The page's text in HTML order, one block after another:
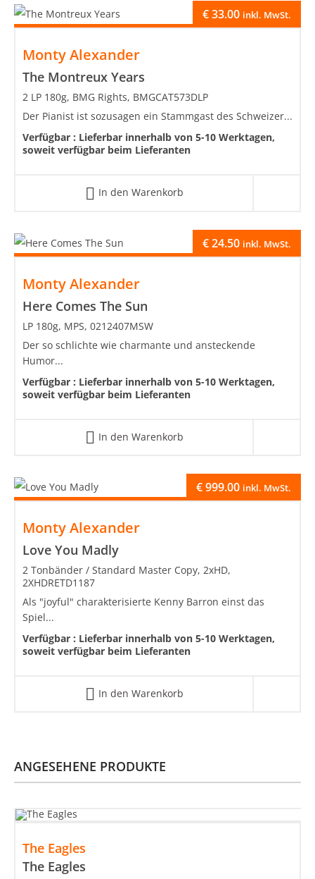
Monty Alexander
The Montreux Years
€33.00 inkl. MwSt.
2 LP 180g, BMG Rights, BMGCAT573DLP
Der Pianist ist sozusagen ein Stammgast des Schweizer...
Verfügbar : Lieferbar innerhalb von 5-10 Werktagen,
soweit verfügbar beim Lieferanten
In den Warenkorb
Monty Alexander
Here Comes The Sun
€24.50 inkl. MwSt.
LP 180g, MPS, 0212407MSW
Der so schlichte wie charmante und ansteckende
Humor...
Verfügbar : Lieferbar innerhalb von 5-10 Werktagen,
soweit verfügbar beim Lieferanten
In den Warenkorb
Monty Alexander
Love You Madly
€999.00 inkl. MwSt.
2 Tonbänder / Standard Master Copy, 2xHD,
2XHDRETD1187
Als "joyful" charakterisierte Kenny Barron einst das
Spiel...
Verfügbar : Lieferbar innerhalb von 5-10 Werktagen,
soweit verfügbar beim Lieferanten
In den Warenkorb
ANGESEHENE PRODUKTE
The Eagles
The Eagles